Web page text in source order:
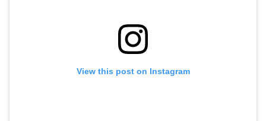
View this post on Instagram